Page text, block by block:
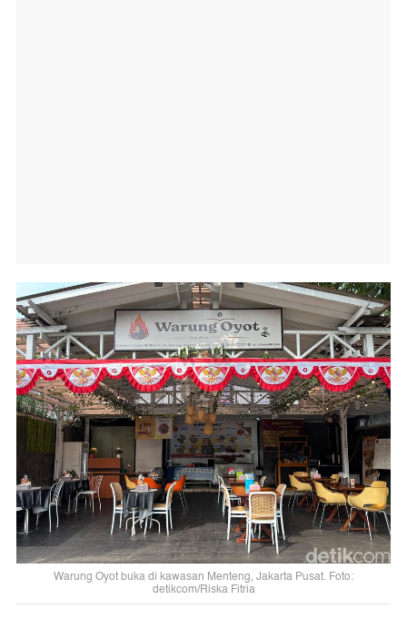
Warung Oyot buka di kawasan Menteng, Jakarta Pusat. Foto:
detikcom/Riska Fitria